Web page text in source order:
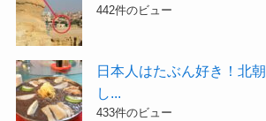
442件のビュー
日本人はたぶん好き！北
し...
433件のビュー